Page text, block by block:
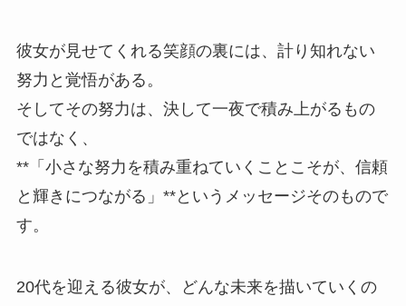
彼女が見せてくれる笑顔の裏には、計り知れない
努力と覚悟がある。
そしてその努力は、決して一夜で積み上がるもの
ではなく、
**「小さな努力を積み重ねていくことこそが、信頼
と輝きにつながる」**というメッセージそのもので
す。
20代を迎える彼女が、どんな未来を描いていくの